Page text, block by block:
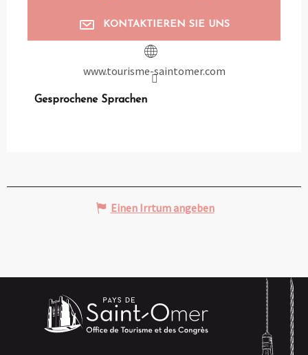
KONTAKTIEREN SIE UNS
www.tourisme-saintomer.com
Gesprochene Sprachen
Gesprochene Sprachen
Einen Irrtum angeben